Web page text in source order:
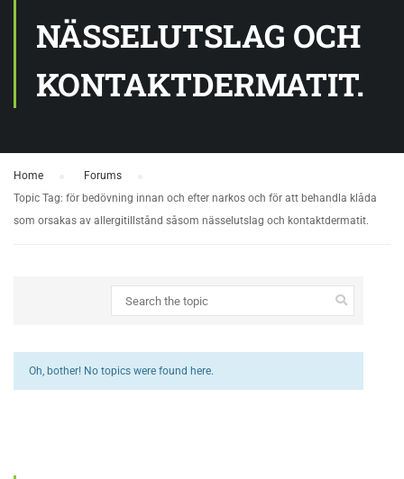
NÄSSELUTSLAG OCH
KONTAKTDERMATIT.
Home Forums
Topic Tag: för bedövning innan och efter narkos och för att behandla klåda
som orsakas av allergitillstånd såsom nässelutslag och kontaktdermatit.
Oh, bother! No topics were found here.